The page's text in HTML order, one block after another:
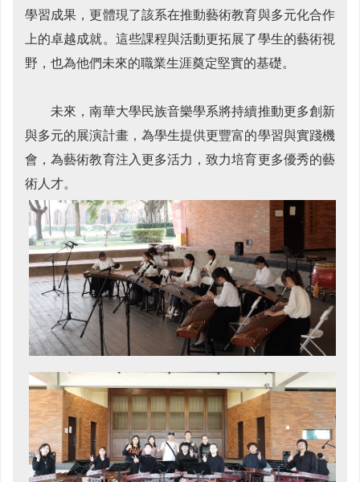
學習成果，更體現了該系在推動藝術教育與多元化合作
上的卓越成就。這些課程與活動更拓展了學生的藝術視
野，也為他們未來的職業生涯奠定堅實的基礎。
未來，南華大學民族音樂學系將持續推動更多創新
與多元的展演計畫，為學生提供更豐富的學習與實踐機
會，為藝術教育注入更多活力，致力培育更多優秀的藝
術人才。